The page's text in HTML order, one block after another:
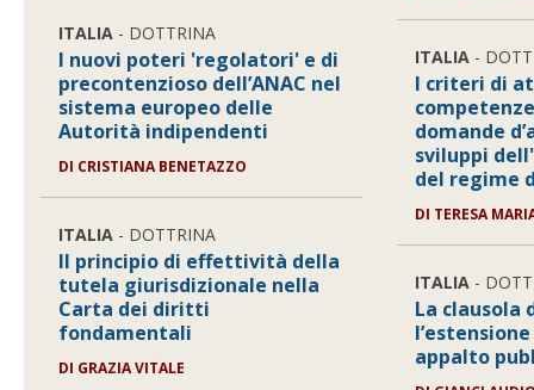
ITALIA - DOTTRINA
I nuovi poteri 'regolatori' e di
precontenzioso dell’ANAC nel
sistema europeo delle
Autorità indipendenti
DI CRISTIANA BENETAZZO
ITALIA - DOTTRINA
Il principio di effettività della
tutela giurisdizionale nella
Carta dei diritti
fondamentali
DI GRAZIA VITALE
ITALIA -
I criteri di
domande
sviluppi
del regime
DI TERESA
ITALIA -
La clausola
appalto